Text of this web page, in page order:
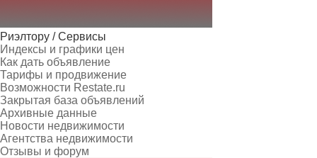
Риэлтору / Сервисы
Индексы и графики цен
Как дать объявление
Тарифы и продвижение
Возможности Restate.ru
Закрытая база объявлений
Архивные данные
Новости недвижимости
Агентства недвижимости
Отзывы и форум